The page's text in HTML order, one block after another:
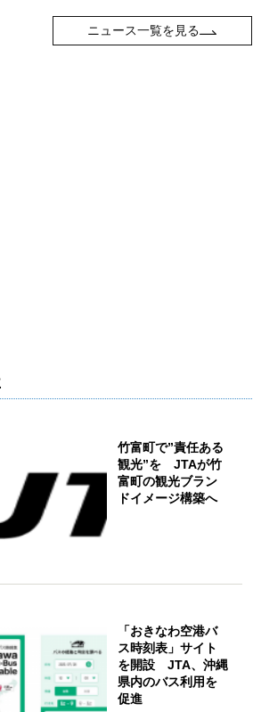
ニュース一覧を見る
竹富町で”責任ある
観光”を JTAが竹
富町の観光ブラン
ドイメージ構築へ
「おきなわ空港バ
ス時刻表」サイト
を開設 JTA、沖縄
県内のバス利用を
促進